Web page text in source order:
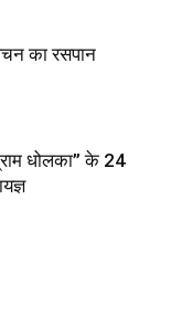
का रसपान
धोलका” के 24